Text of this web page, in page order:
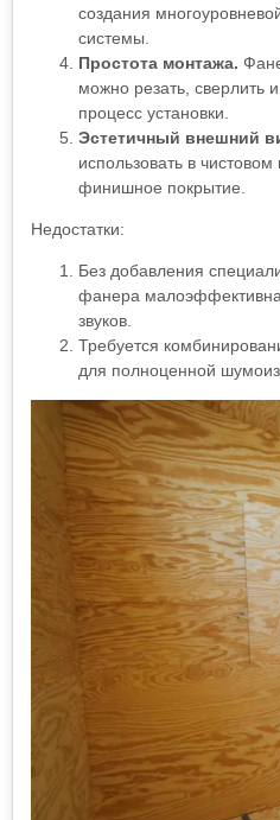
создания
системы.
Простота монтажа.
можно резать, сверлить
процесс установки.
Эстетичный внешний
использовать в
финишное покрытие.
Недостатки:
Без добавления
фанера малоэффективна
звуков.
Требуется
для полноценной